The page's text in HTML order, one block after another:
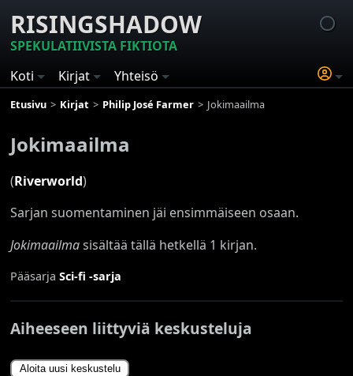
RISINGSHADOW
SPEKULATIIVISTA FIKTIOTA
Koti
Kirjat Yhteisö
Etusivu Kirjat Philip José Farmer Jokimaailma
Jokimaailma
(Riverworld)
Sarjan suomentaminen jäi ensimmäiseen osaan.
Jokimaailmasisältää tällä hetkellä 1 kirjan.
PääsarjaSci-fi -sarja
Aiheeseen liittyviä keskusteluja
Aloita uusi keskustelu